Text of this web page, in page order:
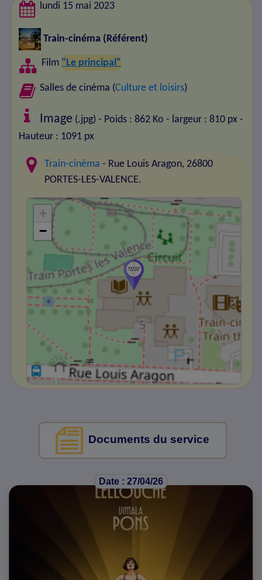
lundi 15 mai 2023
Train-cinéma (Référent)
Film "Le principal"
Salles de cinéma (Culture et loisirs)
Image (.jpg) - Poids : 862 Ko - largeur : 810 px -
Hauteur : 1091 px
Train-cinéma - Rue Louis Aragon, 26800
PORTES-LES-VALENCE.
+
−
Documents du service
Date : 27/04/26